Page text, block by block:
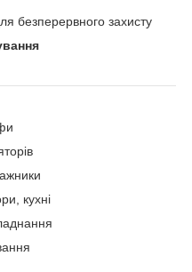
безперервного захисту
кухні